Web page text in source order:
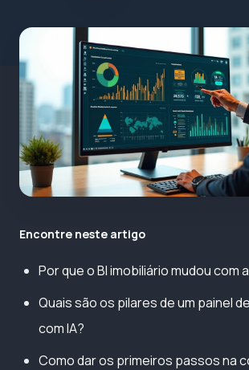
Encontre neste artigo
Por que o BI imobiliário mudou com
Quais são os pilares de um painel
com IA?
Como dar os primeiros passos na